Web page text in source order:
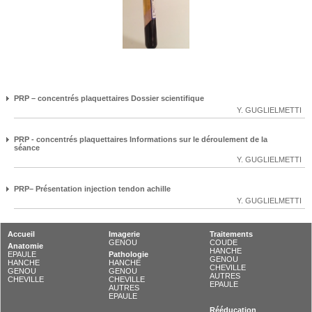
PRP – concentrés plaquettaires Dossier scientifique
Y. GUGLIELMETTI
PRP - concentrés plaquettaires Informations sur le déroulement de la
séance
Y. GUGLIELMETTI
PRP– Présentation injection tendon achille
Y. GUGLIELMETTI
Accueil
Anatomie
EPAULE
HANCHE
GENOU
CHEVILLE
Imagerie
GENOU
Pathologie
HANCHE
GENOU
CHEVILLE
AUTRES
EPAULE
Traitements
COUDE
HANCHE
GENOU
CHEVILLE
AUTRES
EPAULE
Rééducation